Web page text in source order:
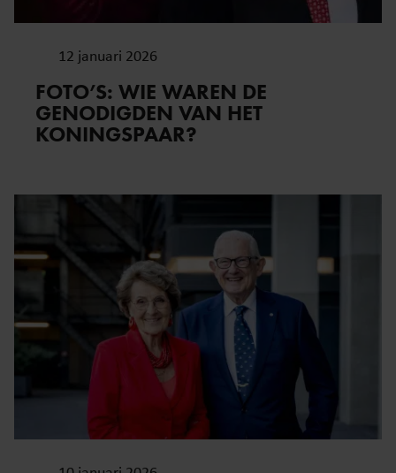
12 januari 2026
FOTO’S: WIE WAREN DE
GENODIGDEN VAN HET
KONINGSPAAR?